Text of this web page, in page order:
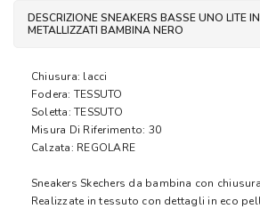
DESCRIZIONE SNEAKERS BASSE UNO LITE
METALLIZZATI BAMBINA NERO
Chiusura: lacci
Fodera: TESSUTO
Soletta: TESSUTO
Misura Di Riferimento: 30
Calzata: REGOLARE
Sneakers Skechers da bambina con
Realizzate in tessuto con dettagli in eco